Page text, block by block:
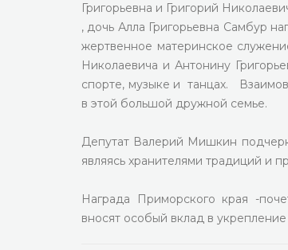
Григорьевна и Григорий
, дочь Алла Григорьевна Самбур
жертвенное материнское
Николаевича и Антонину
спорте, музыке и танцах.
в этой большой дружной семье.
Депутат Валерий Мишкин
являясь хранителями традиций и
Награда Приморского края -
вносят особый вклад в